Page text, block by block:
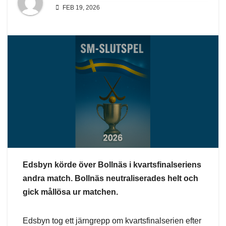
FEB 19, 2026
Edsbyn körde över Bollnäs i kvartsfinalseriens
andra match. Bollnäs neutraliserades helt och
gick mållösa ur matchen.
Edsbyn tog ett järngrepp om kvartsfinalserien efter